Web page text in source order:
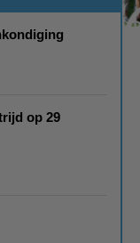
op 29